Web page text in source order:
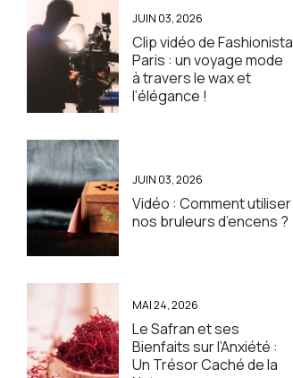
JUIN 03, 2026
Clip vidéo de Fashionista
Paris : un voyage mode
à travers le wax et
l’élégance !
JUIN 03, 2026
Vidéo : Comment utiliser
nos bruleurs d’encens ?
MAI 24, 2026
Le Safran et ses
Bienfaits sur l’Anxiété :
Un Trésor Caché de la